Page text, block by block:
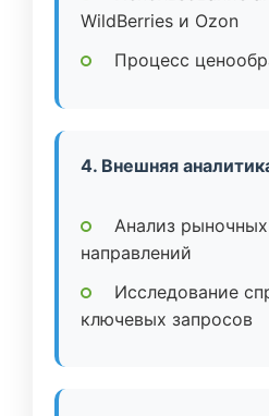
WildBerries и Ozon
Процесс
4. Внешняя
Анализ
направлений
Исследование
ключевых запросов